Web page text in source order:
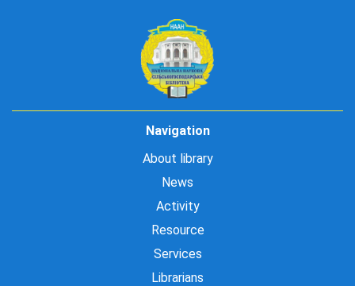
Navigation
About library
News
Activity
Resource
Services
Librarians